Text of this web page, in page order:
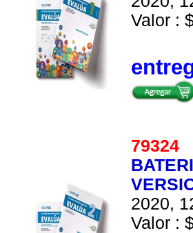
Valor :
79324
2020,
Valor :